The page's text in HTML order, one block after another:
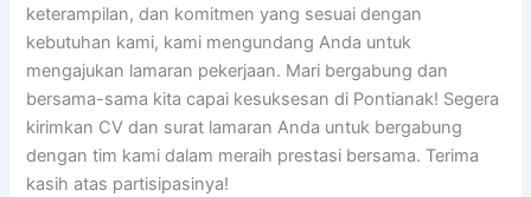
keterampilan, dan komitmen yang sesuai dengan
kebutuhan kami, kami mengundang Anda untuk
mengajukan lamaran pekerjaan. Mari bergabung dan
bersama-sama kita capai kesuksesan di Pontianak! Segera
kirimkan CV dan surat lamaran Anda untuk bergabung
dengan tim kami dalam meraih prestasi bersama. Terima
kasih atas partisipasinya!